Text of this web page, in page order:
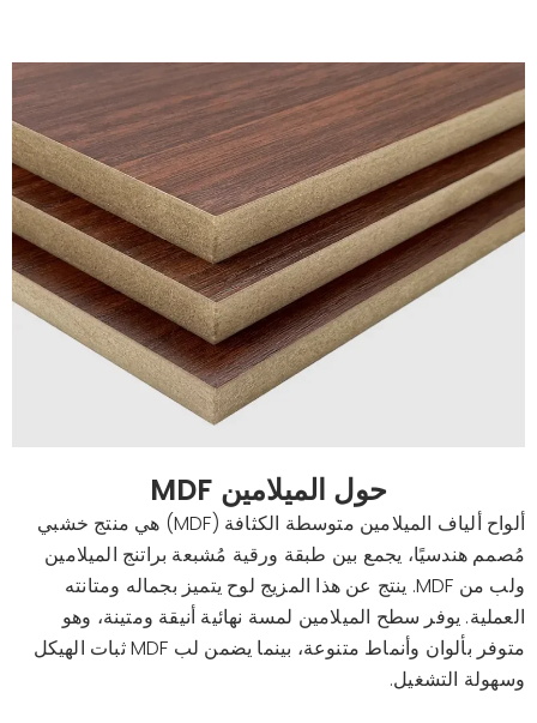
حول الميلامين MDF
ألواح ألياف الميلامين متوسطة الكثافة (MDF) هي منتج خشبي
مُصمم هندسيًا، يجمع بين طبقة ورقية مُشبعة براتنج الميلامين
ولب من MDF. ينتج عن هذا المزيج لوح يتميز بجماله ومتانته
العملية. يوفر سطح الميلامين لمسة نهائية أنيقة ومتينة، وهو
متوفر بألوان وأنماط متنوعة، بينما يضمن لب MDF ثبات الهيكل
وسهولة التشغيل.